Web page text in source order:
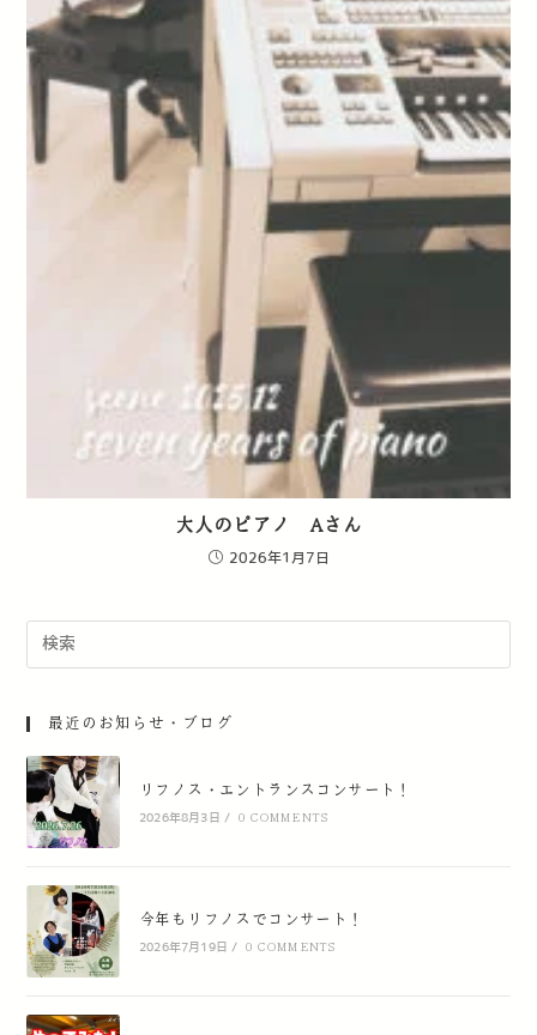
大人のピアノ Aさん
2026年1月7日
最近のお知らせ・ブログ
リフノス・エントランスコンサート！
2026年8月3日 / 0 COMMENTS
今年もリフノスでコンサート！
2026年7月19日 / 0 COMMENTS